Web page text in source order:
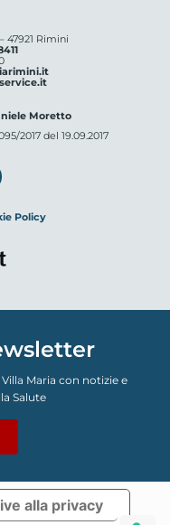
47921 Rimini
Moretto
2017 del 19.09.2017
Policy
Maria con notizie e
Salute
alla privacy